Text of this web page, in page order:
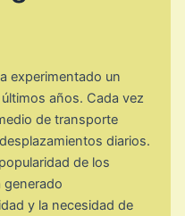
experimentado un
años. Cada vez
de transporte
diarios.
de los
generado
y la necesidad de